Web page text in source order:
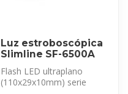
Luz estroboscópica
Slimline SF-6500A
Flash LED ultraplano
(110x29x10mm) serie